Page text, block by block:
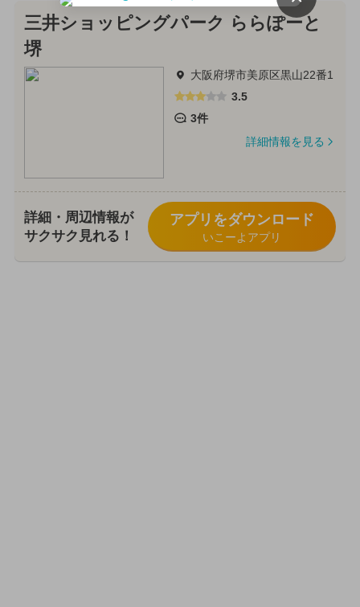
三井ショッピングパーク ららぽーと
堺
大阪府堺市美原区黒山22番1
3.5
3件
詳細情報を見る
詳細・周辺情報が
サクサク見れる！
アプリをダウンロード
いこーよアプリ